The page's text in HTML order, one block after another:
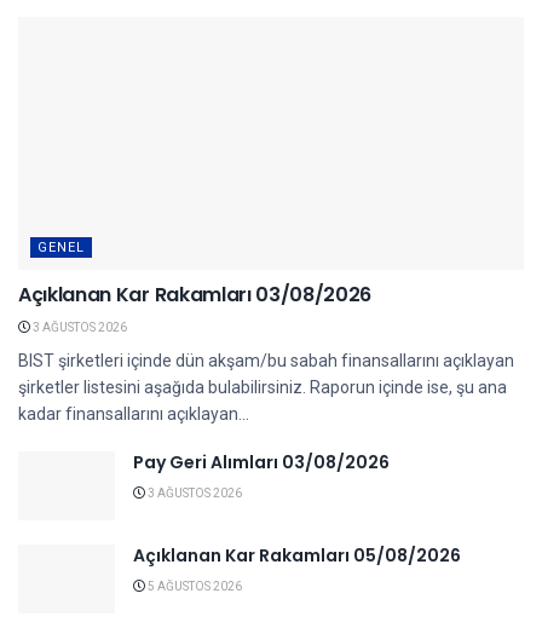
GENEL
Açıklanan Kar Rakamları 03/08/2026
3 AĞUSTOS 2026
BIST şirketleri içinde dün akşam/bu sabah finansallarını açıklayan
şirketler listesini aşağıda bulabilirsiniz. Raporun içinde ise, şu ana
kadar finansallarını açıklayan...
Pay Geri Alımları 03/08/2026
3 AĞUSTOS 2026
Açıklanan Kar Rakamları 05/08/2026
5 AĞUSTOS 2026